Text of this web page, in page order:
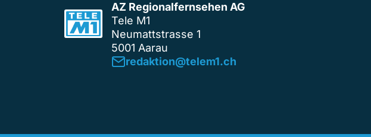
AZ Regionalfernsehen AG
Tele M1
Neumattstrasse 1
5001 Aarau
redaktion@telem1.ch